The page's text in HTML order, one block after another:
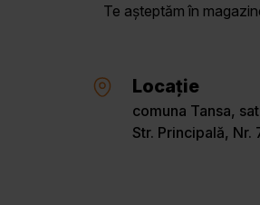
Te așteptăm în
Locație
comuna Tansa,
Str. Principală, Nr.